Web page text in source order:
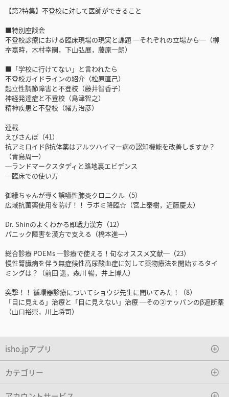
【第2特集】不登校に対して医師ができること
■特別座談会
不登校診療における臨床現場の現実と課題 ─それぞれの立場から─（柳
夲嘉時，木村幸嗣，下山弘展，藤原一朗）
■「学校に行けてない」と言われたら
不登校ガイドラインの紹介（松原直己）
起立性調節障害と不登校（藤井智香子）
神経発達症と不登校（島津智之）
精神疾患と不登校（緒方治彦）
連載
えびさんぽ（41）
抗アミロイドβ抗体薬はアルツハイマー病の認知機能を改善しますか？
（青島周一）
─ランドマークスタディと路地裏エビデンス
─臨床での使い方
御縁ちゃんが導く誤嚥性肺炎クロニクル（5）
広域抗菌薬使用を防げ！！ ラボミ降臨☆（宮上泰樹，近藤慶太）
Dr. Shinのよくわかる即戦力漢方（12）
パニック障害を漢方で支える（橋本進一）
総合診療 POEMs ─診療で使える！旬なオススメ文献─（23）
慢性腎臓病を伴う無症候性高尿酸血症に対して薬物療法を開始するタイ
ミングは？（前田 遥，森川 暢，井上博人）
突撃！！ 循環器診療についてショウジ先生に聞いてみた！（8）
「目に見える」治療と「目に見えない」治療 ─その②テッパンのβ遮断薬
（山口裕崇，川上将司）
isho.jpアプリ
カテゴリー